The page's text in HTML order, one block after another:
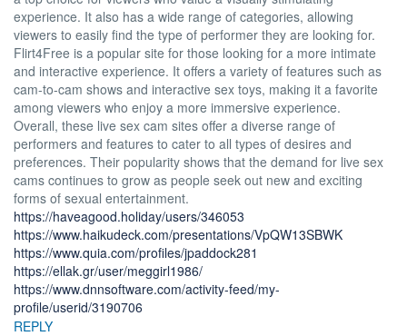
experience. It also has a wide range of categories, allowing
viewers to easily find the type of performer they are looking for.
Flirt4Free is a popular site for those looking for a more intimate
and interactive experience. It offers a variety of features such as
cam-to-cam shows and interactive sex toys, making it a favorite
among viewers who enjoy a more immersive experience.
Overall, these live sex cam sites offer a diverse range of
performers and features to cater to all types of desires and
preferences. Their popularity shows that the demand for live sex
cams continues to grow as people seek out new and exciting
forms of sexual entertainment.
https://haveagood.holiday/users/346053
https://www.haikudeck.com/presentations/VpQW13SBWK
https://www.quia.com/profiles/jpaddock281
https://ellak.gr/user/meggirl1986/
https://www.dnnsoftware.com/activity-feed/my-
profile/userid/3190706
REPLY